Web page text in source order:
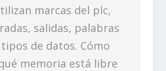
marcas del plc,
salidas, palabras
de datos. Cómo
memoria está libre